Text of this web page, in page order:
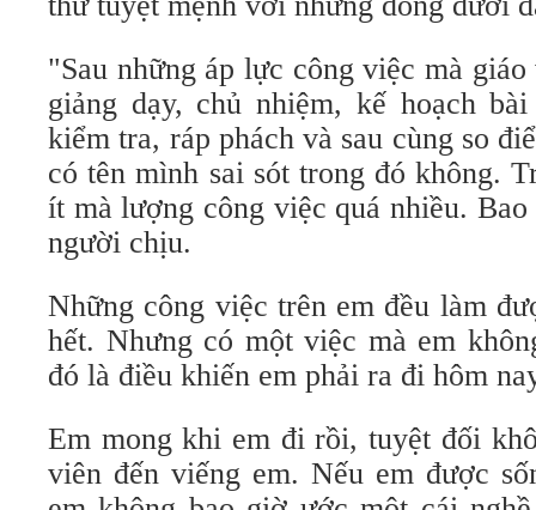
"Sau những áp lực công việc mà
giảng dạy, chủ nhiệm, kế hoạch
kiểm tra, ráp phách và sau cùng so
có tên mình sai sót trong đó không.
ít mà lượng công việc quá nhiều.
người chịu.
Những công việc trên em đều làm
hết. Nhưng có một việc mà em
đó là điều khiến em phải ra đi hôm
Em mong khi em đi rồi, tuyệt đối
viên đến viếng em. Nếu em được